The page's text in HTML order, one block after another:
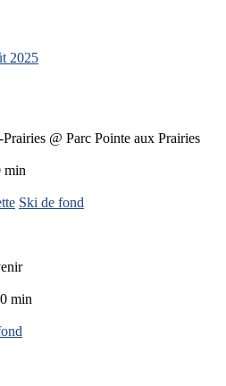
2025
Prairies @ Parc Pointe aux Prairies
min
Ski de fond
min